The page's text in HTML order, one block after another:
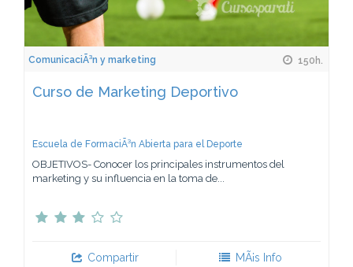
ComunicaciÃ³n y marketing 150h.
Curso de Marketing Deportivo
Escuela de FormaciÃ³n Abierta para el Deporte
OBJETIVOS- Conocer los principales instrumentos del
marketing y su influencia en la toma de...
Compartir MÃ¡s Info